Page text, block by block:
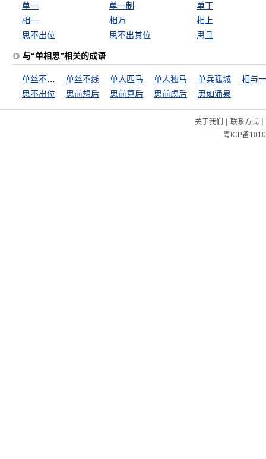
单一 单一制
单丁
相一
相万
相上
思不出位
思不出其位 思且
与“单相思”相关的成语
单丝不线 单人匹马 单人独马 单兵孤城
相与
思不出位
思前想后 思前算后 思前虑后 思如涌泉
关于我们 | 联系方式|
粤ICP备